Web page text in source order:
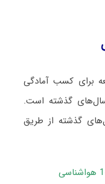
برای کسب آمادگی
گذشته است.
گذشته از طریق